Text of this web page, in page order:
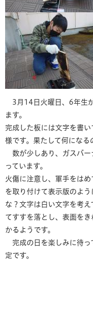
3月14日火曜日、6年生
ます。
完成した板には文字を書
様です。果たして何になる
数が少しあり、ガスバー
っています。
火傷に注意し、軍手をは
を取り付けて表示版のよ
な？文字は白い文字を考
てすすを落とし、表面を
かるようです。
完成の日を楽しみに待っ
定です。